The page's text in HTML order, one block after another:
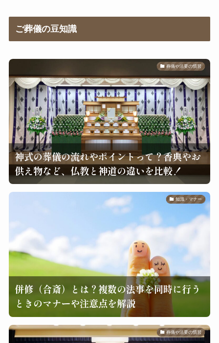
ご葬儀の豆知識
葬儀や法要の慣習
神式の葬儀の流れやポイントって？香典やお
供え物など、仏教と神道の違いを比較！
知識・マナー
併修（合斎）とは？複数の法事を同時に行う
ときのマナーや注意点を解説
葬儀や法要の慣習